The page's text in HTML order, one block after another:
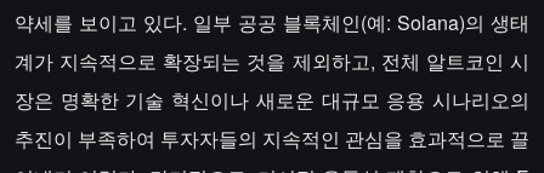
약세를 보이고 있다. 일부 공공 블록체인(예: Solana)의 생태
계가 지속적으로 확장되는 것을 제외하고, 전체 알트코인 시
장은 명확한 기술 혁신이나 새로운 대규모 응용 시나리오의
추진이 부족하여 투자자들의 지속적인 관심을 효과적으로 끌